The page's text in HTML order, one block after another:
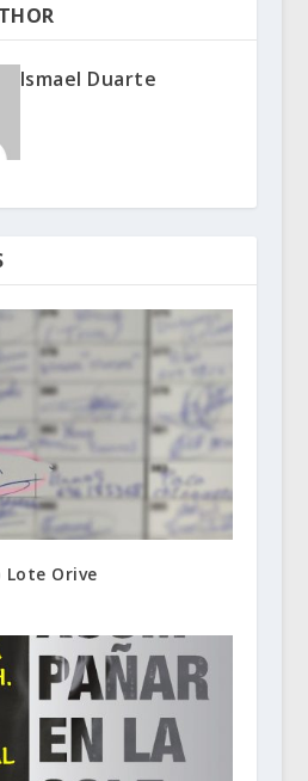
Ismael Duarte
Lote Orive